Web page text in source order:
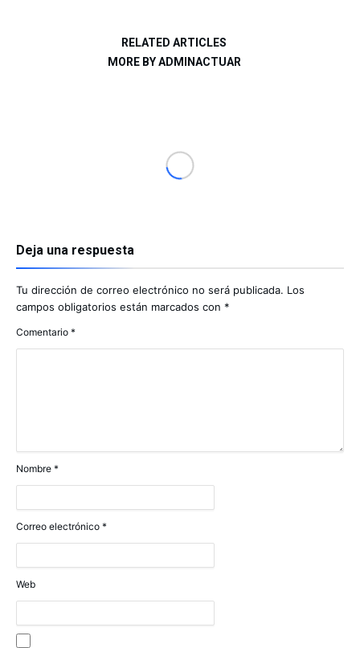
RELATED ARTICLES
MORE BY ADMINACTUAR
Deja una respuesta
Tu dirección de correo electrónico no será publicada. Los
campos obligatorios están marcados con *
Comentario *
Nombre *
Correo electrónico *
Web